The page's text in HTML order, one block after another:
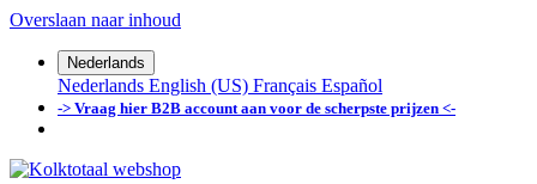
Overslaan naar inhoud
Nederlands
Nederlands English (US) Français Español
-> Vraag hier B2B account aan voor de scherpste prijzen <-